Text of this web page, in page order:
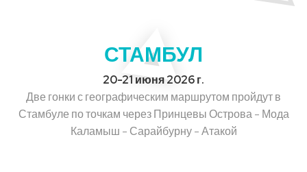
СТАМБУЛ
20-21 июня 2026 г.
Две гонки с географическим маршрутом пройдут в
Стамбуле по точкам через Принцевы Острова - Мода
Каламыш - Сарайбурну - Атакой